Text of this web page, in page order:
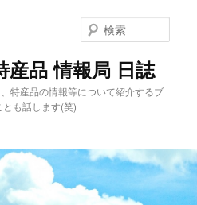
品 情報局 日誌
特産品の情報等について紹介するブ
も話します(笑)
索